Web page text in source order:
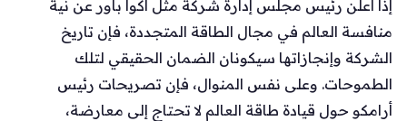
إذا أعلن رئيس مجلس إدارة شركة مثل أكوا باور عن نية
منافسة العالم في مجال الطاقة المتجددة، فإن تاريخ
الشركة وإنجازاتها سيكونان الضمان الحقيقي لتلك
الطموحات. وعلى نفس المنوال، فإن تصريحات رئيس
أرامكو حول قيادة طاقة العالم لا تحتاج إلى معارضة،